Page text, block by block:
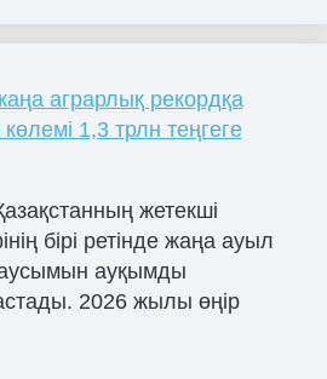
аграрлық рекордқа
1,3 трлн теңгеге
жетекші
бірі ретінде жаңа ауыл
ауқымды
2026 жылы өңір